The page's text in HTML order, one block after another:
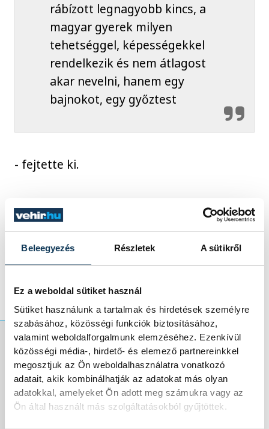
Beleegyezés Részletek A sütikről
Ez a weboldal sütiket használ
Sütiket használunk a tartalmak és hirdetések személyre
szabásához, közösségi funkciók biztosításához,
valamint weboldalforgalmunk elemzéséhez. Ezenkívül
közösségi média-, hirdető- és elemező partnereinkkel
megosztjuk az Ön weboldalhasználatra vonatkozó
adatait, akik kombinálhatják az adatokat más olyan
adatokkal, amelyeket Ön adott meg számukra vagy az
Ön által használt más szolgáltatásokból gyűjtöttek.
rábízott legnagyobb kincs, a
magyar gyerek milyen
tehetséggel, képességekkel
rendelkezik és nem átlagost
akar nevelni, hanem egy
bajnokot, egy győztest
- fejtette ki.
Molnár Zoltán
köszöntőjében emlékeztetett: hét évvel
ezelőtt döntöttek úgy, hogy minden évben
"Minden értéket,
amit a sport tud